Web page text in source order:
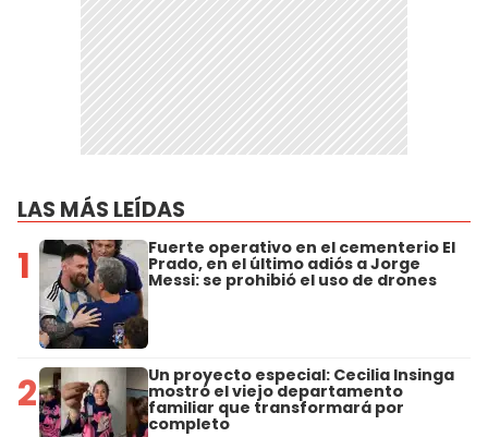
LAS MÁS LEÍDAS
1 Fuerte operativo en el cementerio El
Prado, en el último adiós a Jorge
Messi: se prohibió el uso de drones
2 Un proyecto especial: Cecilia Insinga
mostró el viejo departamento
familiar que transformará por
completo